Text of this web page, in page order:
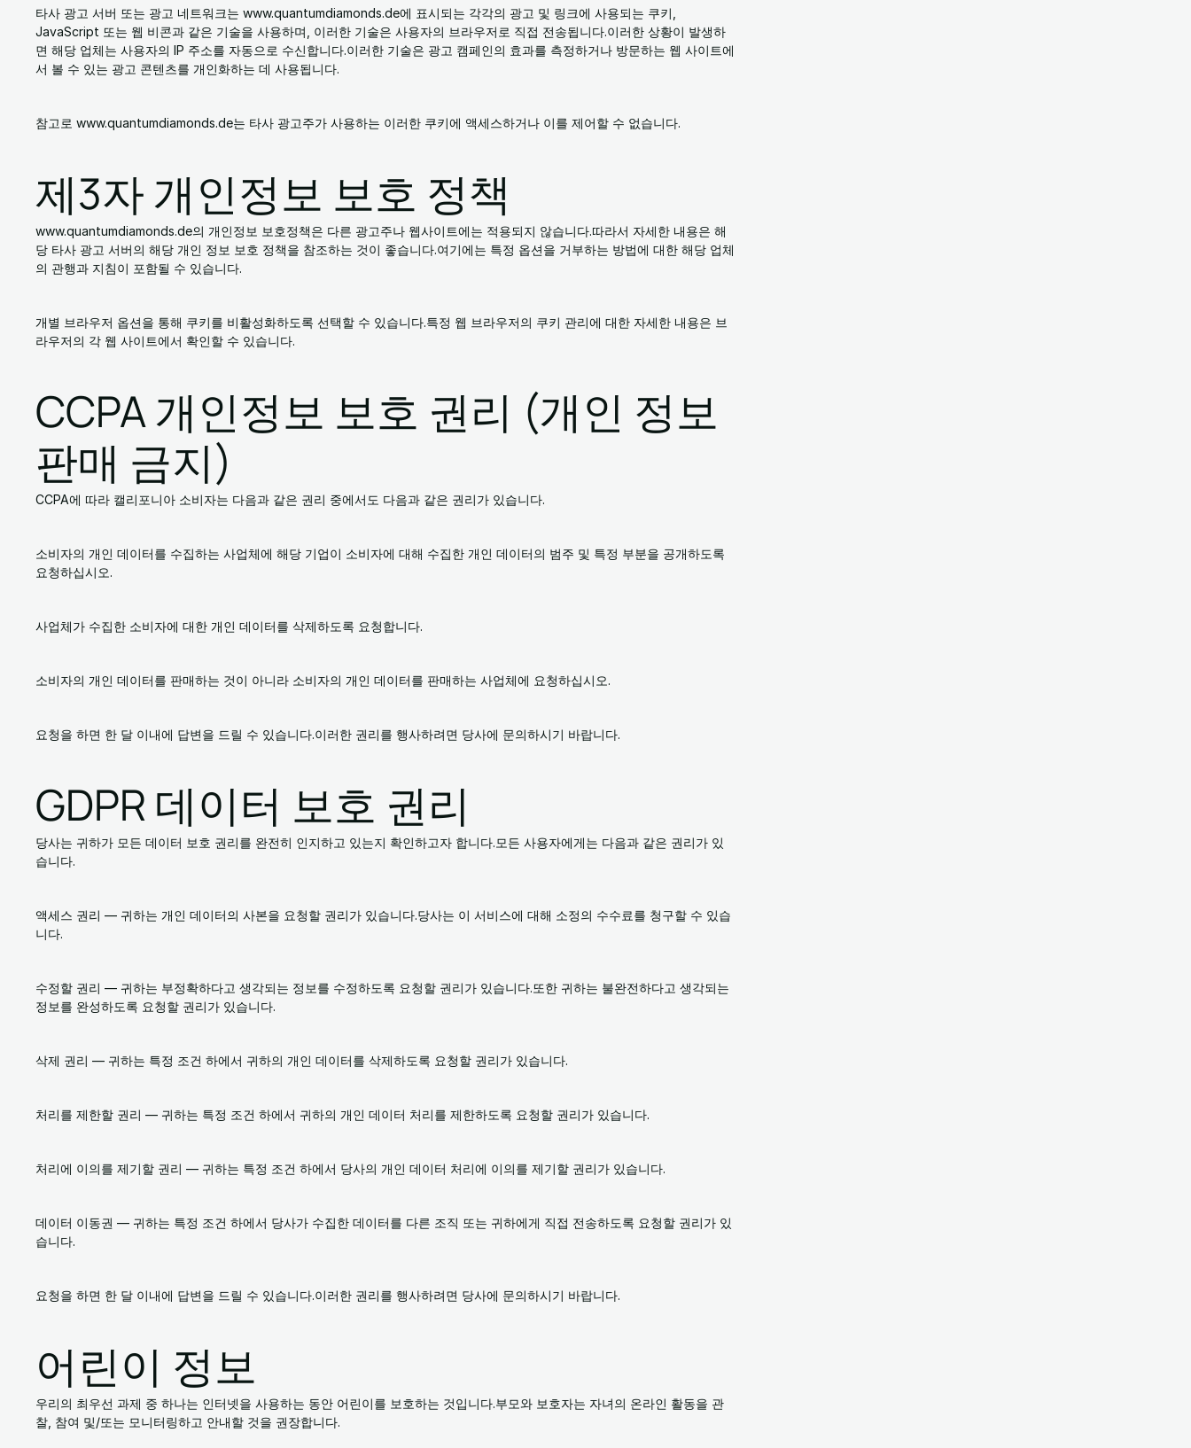
타사 광고 서버 또는 광고 네트워크는 www.quantumdiamonds.de에 표시되는 각각의 광고 및 링크에 사용되는 쿠키,
JavaScript 또는 웹 비콘과 같은 기술을 사용하며, 이러한 기술은 사용자의 브라우저로 직접 전송됩니다.이러한 상황이 발생하
면 해당 업체는 사용자의 IP 주소를 자동으로 수신합니다.이러한 기술은 광고 캠페인의 효과를 측정하거나 방문하는 웹 사이트에
서 볼 수 있는 광고 콘텐츠를 개인화하는 데 사용됩니다.
참고로 www.quantumdiamonds.de는 타사 광고주가 사용하는 이러한 쿠키에 액세스하거나 이를 제어할 수 없습니다.
제3자 개인정보 보호 정책
www.quantumdiamonds.de의 개인정보 보호정책은 다른 광고주나 웹사이트에는 적용되지 않습니다.따라서 자세한 내용은 해
당 타사 광고 서버의 해당 개인 정보 보호 정책을 참조하는 것이 좋습니다.여기에는 특정 옵션을 거부하는 방법에 대한 해당 업체
의 관행과 지침이 포함될 수 있습니다.
개별 브라우저 옵션을 통해 쿠키를 비활성화하도록 선택할 수 있습니다.특정 웹 브라우저의 쿠키 관리에 대한 자세한 내용은 브
라우저의 각 웹 사이트에서 확인할 수 있습니다.
CCPA 개인정보 보호 권리 (개인 정보
판매 금지)
CCPA에 따라 캘리포니아 소비자는 다음과 같은 권리 중에서도 다음과 같은 권리가 있습니다.
소비자의 개인 데이터를 수집하는 사업체에 해당 기업이 소비자에 대해 수집한 개인 데이터의 범주 및 특정 부분을 공개하도록
요청하십시오.
사업체가 수집한 소비자에 대한 개인 데이터를 삭제하도록 요청합니다.
소비자의 개인 데이터를 판매하는 것이 아니라 소비자의 개인 데이터를 판매하는 사업체에 요청하십시오.
요청을 하면 한 달 이내에 답변을 드릴 수 있습니다.이러한 권리를 행사하려면 당사에 문의하시기 바랍니다.
GDPR 데이터 보호 권리
당사는 귀하가 모든 데이터 보호 권리를 완전히 인지하고 있는지 확인하고자 합니다.모든 사용자에게는 다음과 같은 권리가 있
습니다.
액세스 권리 — 귀하는 개인 데이터의 사본을 요청할 권리가 있습니다.당사는 이 서비스에 대해 소정의 수수료를 청구할 수 있습
니다.
수정할 권리 — 귀하는 부정확하다고 생각되는 정보를 수정하도록 요청할 권리가 있습니다.또한 귀하는 불완전하다고 생각되는
정보를 완성하도록 요청할 권리가 있습니다.
삭제 권리 — 귀하는 특정 조건 하에서 귀하의 개인 데이터를 삭제하도록 요청할 권리가 있습니다.
처리를 제한할 권리 — 귀하는 특정 조건 하에서 귀하의 개인 데이터 처리를 제한하도록 요청할 권리가 있습니다.
처리에 이의를 제기할 권리 — 귀하는 특정 조건 하에서 당사의 개인 데이터 처리에 이의를 제기할 권리가 있습니다.
데이터 이동권 — 귀하는 특정 조건 하에서 당사가 수집한 데이터를 다른 조직 또는 귀하에게 직접 전송하도록 요청할 권리가 있
습니다.
요청을 하면 한 달 이내에 답변을 드릴 수 있습니다.이러한 권리를 행사하려면 당사에 문의하시기 바랍니다.
어린이 정보
우리의 최우선 과제 중 하나는 인터넷을 사용하는 동안 어린이를 보호하는 것입니다.부모와 보호자는 자녀의 온라인 활동을 관
찰, 참여 및/또는 모니터링하고 안내할 것을 권장합니다.